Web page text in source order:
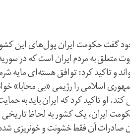
خود گفت حکومت ایران پول‌های این
متعلق به مردم ایران است که در
و تاکید کرد: توافق هسته‌ای مایه
اسلامی را رژیمی «بی محابا»
او تاکید کرد که ایران باید به
ایران، یک کشور به لحاظ
صادرات آن فقط خشونت و خونریزی